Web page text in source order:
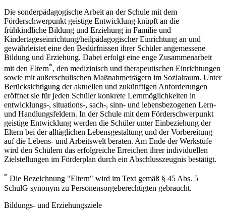
Die sonderpädagogische Arbeit an der Schule mit dem
Förderschwerpunkt geistige Entwicklung knüpft an die
frühkindliche Bildung und Erziehung in Familie und
Kindertageseinrichtung/heilpädagogischer Einrichtung an und
gewährleistet eine den Bedürfnissen ihrer Schüler angemessene
Bildung und Erziehung. Dabei erfolgt eine enge Zusammenarbeit
mit den Eltern*, den medizinisch und therapeutischen Einrichtungen
sowie mit außerschulischen Maßnahmeträgern im Sozialraum. Unter
Berücksichtigung der aktuellen und zukünftigen Anforderungen
eröffnet sie für jeden Schüler konkrete Lernmöglichkeiten in
entwicklungs-, situations-, sach-, sinn- und lebensbezogenen Lern-
und Handlungsfeldern. In der Schule mit dem Förderschwerpunkt
geistige Entwicklung werden die Schüler unter Einbeziehung der
Eltern bei der alltäglichen Lebensgestaltung und der Vorbereitung
auf die Lebens- und Arbeitswelt beraten. Am Ende der Werkstufe
wird den Schülern das erfolgreiche Erreichen ihrer individuellen
Zielstellungen im Förderplan durch ein Abschlusszeugnis bestätigt.
* Die Bezeichnung "Eltern" wird im Text gemäß § 45 Abs. 5
SchulG synonym zu Personensorgeberechtigten gebraucht.
Bildungs- und Erziehungsziele